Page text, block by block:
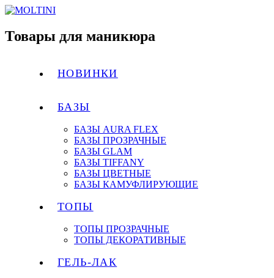
Товары для маникюра
НОВИНКИ
БАЗЫ
БАЗЫ AURA FLEX
БАЗЫ ПРОЗРАЧНЫЕ
БАЗЫ GLAM
БАЗЫ TIFFANY
БАЗЫ ЦВЕТНЫЕ
БАЗЫ КАМУФЛИРУЮЩИЕ
ТОПЫ
ТОПЫ ПРОЗРАЧНЫЕ
ТОПЫ ДЕКОРАТИВНЫЕ
ГЕЛЬ-ЛАК